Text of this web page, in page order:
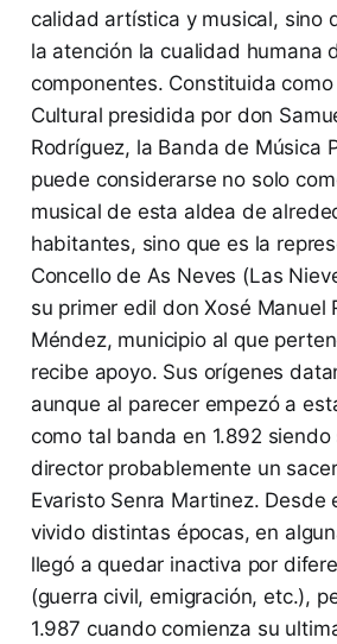
calidad artística y musical, sino
la atención la cualidad humana
componentes. Constituida
Cultural presidida por don
Rodríguez, la Banda de Música
puede considerarse no solo
musical de esta aldea de
habitantes, sino que es la
Concello de As Neves (Las
su primer edil don Xosé Manuel
Méndez, municipio al que
recibe apoyo. Sus orígenes
aunque al parecer empezó a
como tal banda en 1.892 siendo
director probablemente un
Evaristo Senra Martinez. Desde
vivido distintas épocas, en
llegó a quedar inactiva por
(guerra civil, emigración, etc.),
1.987 cuando comienza su